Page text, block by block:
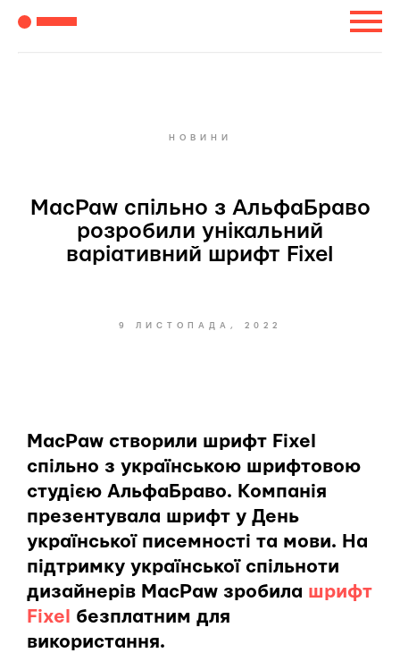
НОВИНИ
MacPaw спільно з АльфаБраво
розробили унікальний
варіативний шрифт Fixel
9 ЛИСТОПАДА, 2022
MacPaw створили шрифт Fixel
спільно з українською шрифтовою
студією АльфаБраво. Компанія
презентувала шрифт у День
української писемності та мови. На
підтримку української спільноти
дизайнерів MacPaw зробила шрифт
Fixel
безплатним для
використання.